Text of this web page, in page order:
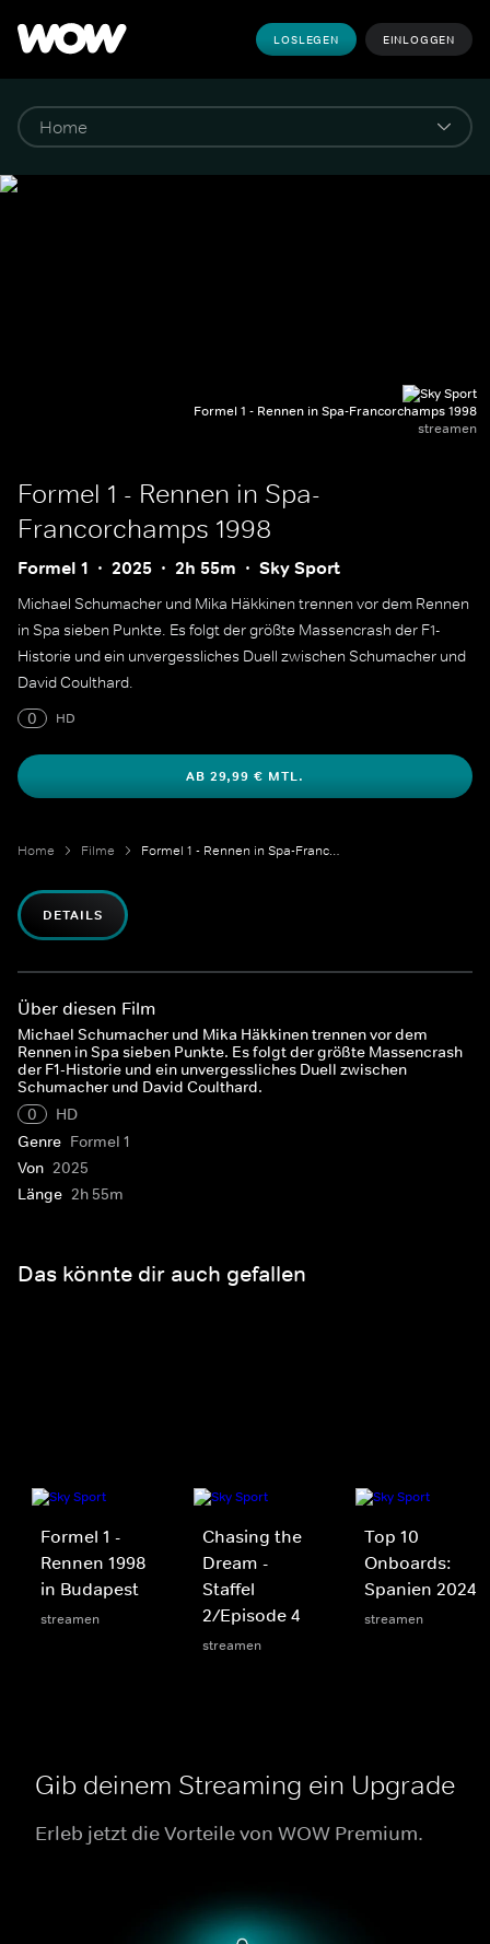
LOSLEGEN EINLOGGEN
Formel 1 - Rennen in Spa-Francorchamps 1998
streamen
Formel 1 - Rennen in Spa-
Francorchamps 1998
Formel 1 2025 2h 55m Sky Sport
Michael Schumacher und Mika Häkkinen trennen vor dem Rennen
in Spa sieben Punkte. Es folgt der größte Massencrash der F1-
Historie und ein unvergessliches Duell zwischen Schumacher und
David Coulthard.
0
HD
AB 29,99 € MTL.
Home Filme Formel 1 - Rennen in Spa-Francorchamps 1998
DETAILS
Über diesen Film
Michael Schumacher und Mika Häkkinen trennen vor dem
Rennen in Spa sieben Punkte. Es folgt der größte Massencrash
der F1-Historie und ein unvergessliches Duell zwischen
Schumacher und David Coulthard.
0
HD
Genre Formel 1
Von 2025
Länge 2h 55m
Das könnte dir auch gefallen
Formel 1 -
Rennen 1998
in Budapest
streamen
Chasing the
Dream -
Staffel
2/Episode 4
streamen
Top 10
Onboards:
Spanien 2024
streamen
Gib deinem Streaming ein Upgrade
Erleb jetzt die Vorteile von WOW Premium.